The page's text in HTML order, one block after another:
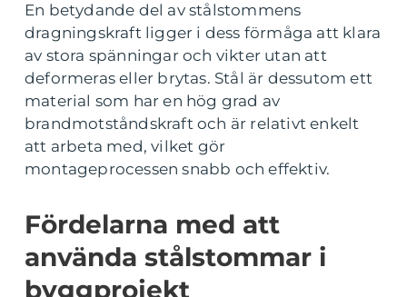
En betydande del av stålstommens
dragningskraft ligger i dess förmåga att klara
av stora spänningar och vikter utan att
deformeras eller brytas. Stål är dessutom ett
material som har en hög grad av
brandmotståndskraft och är relativt enkelt
att arbeta med, vilket gör
montageprocessen snabb och effektiv.
Fördelarna med att
använda stålstommar i
byggprojekt